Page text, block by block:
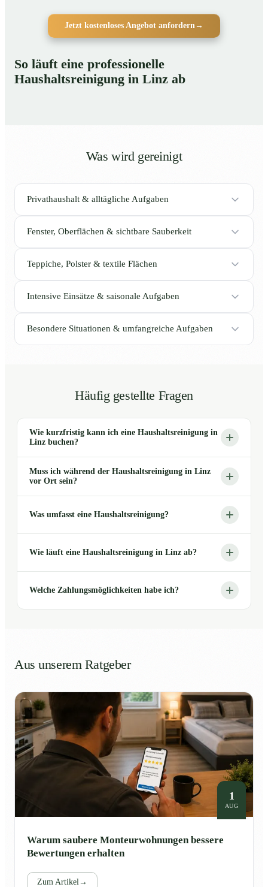
Jetzt kostenloses Angebot anfordern →
So läuft eine professionelle
Haushaltsreinigung in Linz ab
Was wird gereinigt
Privathaushalt & alltägliche Aufgaben
Fenster, Oberflächen & sichtbare Sauberkeit
Teppiche, Polster & textile Flächen
Intensive Einsätze & saisonale Aufgaben
Besondere Situationen & umfangreiche Aufgaben
Häufig gestellte Fragen
Wie kurzfristig kann ich eine Haushaltsreinigung in
Linz buchen?
Muss ich während der Haushaltsreinigung in Linz
vor Ort sein?
Was umfasst eine Haushaltsreinigung?
Wie läuft eine Haushaltsreinigung in Linz ab?
Welche Zahlungsmöglichkeiten habe ich?
Aus unserem Ratgeber
1
AUG
Warum saubere Monteurwohnungen bessere
Bewertungen erhalten
Zum Artikel →